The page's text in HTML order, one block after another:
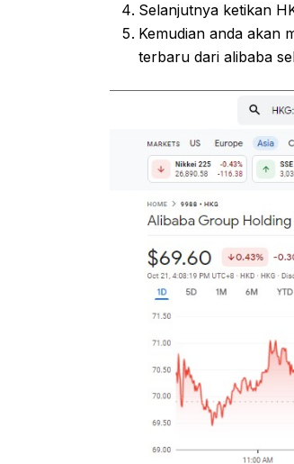
Selanjutnya ketikan
Kemudian anda akan
terbaru dari alibaba